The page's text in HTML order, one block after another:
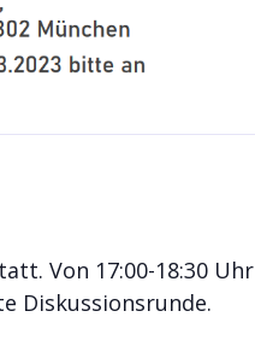
Von 17:00-18:30 Uhr
Diskussionsrunde.